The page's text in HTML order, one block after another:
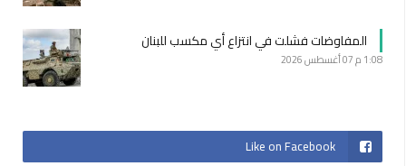
المفاوضات فشلت في انتزاع أي مكسب للبنان
1:08 م 07 أغسطس 2026
Like on Facebook